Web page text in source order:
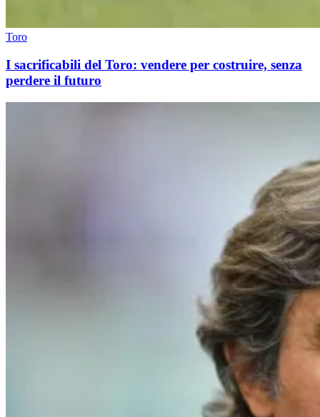
Toro
I sacrificabili del Toro: vendere per costruire, senza
perdere il futuro